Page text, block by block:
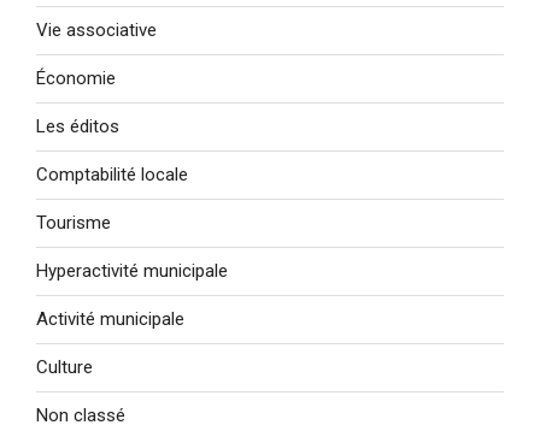
Vie associative
Économie
Les éditos
Comptabilité locale
Tourisme
Hyperactivité municipale
Activité municipale
Culture
Non classé